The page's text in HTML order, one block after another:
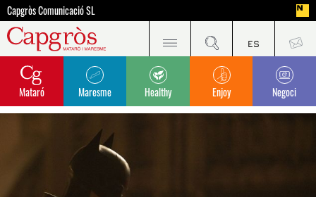
Capgròs Comunicació SL
Mataró Maresme Healthy Enjoy Negoci